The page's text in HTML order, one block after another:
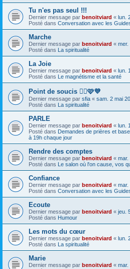
Tu n'es pas seul !!!
Dernier message par benoitviard « lun.
Posté dans Conversation avec les
Marche
Dernier message par benoitviard « mer.
Posté dans La spiritualité
La Joie
Dernier message par benoitviard « lun.
Posté dans Le magnétisme et la santé
Point de soucis 👍🏻🩷💜
Dernier message par sfia « sam. 2 mai
Posté dans La spiritualité
PARLE
Dernier message par benoitviard « lun.
Posté dans Demandes de prières et
à 19h chaque jour
Rendre des comptes
Dernier message par benoitviard « mar.
Posté dans Le salon où l'on cause, vos
Confiance
Dernier message par benoitviard « mar.
Posté dans Conversation avec les
Ecoute
Dernier message par benoitviard « jeu.
Posté dans Humour
Les mots du cœur
Dernier message par benoitviard « lun.
Posté dans La spiritualité
Marie
Dernier message par benoitviard « mar.